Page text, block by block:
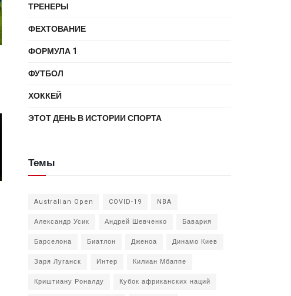
ТРЕНЕРЫ
ФЕХТОВАНИЕ
ФОРМУЛА 1
ФУТБОЛ
ХОККЕЙ
ЭТОТ ДЕНЬ В ИСТОРИИ СПОРТА
Темы
Australian Open COVID-19
NBA
Александр Усик
Андрей Шевченко
Бавария
Барселона
Биатлон Дженоа
Динамо Киев
Заря Луганск
Интер
Килиан Мбаппе
Криштиану Роналду
Кубок африканских наций